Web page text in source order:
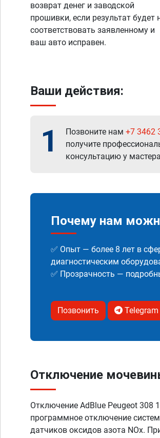
возврат денег и заводской
прошивки, если результат будет
соответствовать заявленному и
ваш авто исправен.
Ваши действия:
1 Позвоните нам +7 3462
получите
консультацию у
Почему нам
✅ Опыт — более 8 лет в
диагностическим
✅ Прозрачность —
Позвонить Telegram
Отключение
Отключение AdBlue Peugeot 308
программное отключение
датчиков оксидов азота NOx.